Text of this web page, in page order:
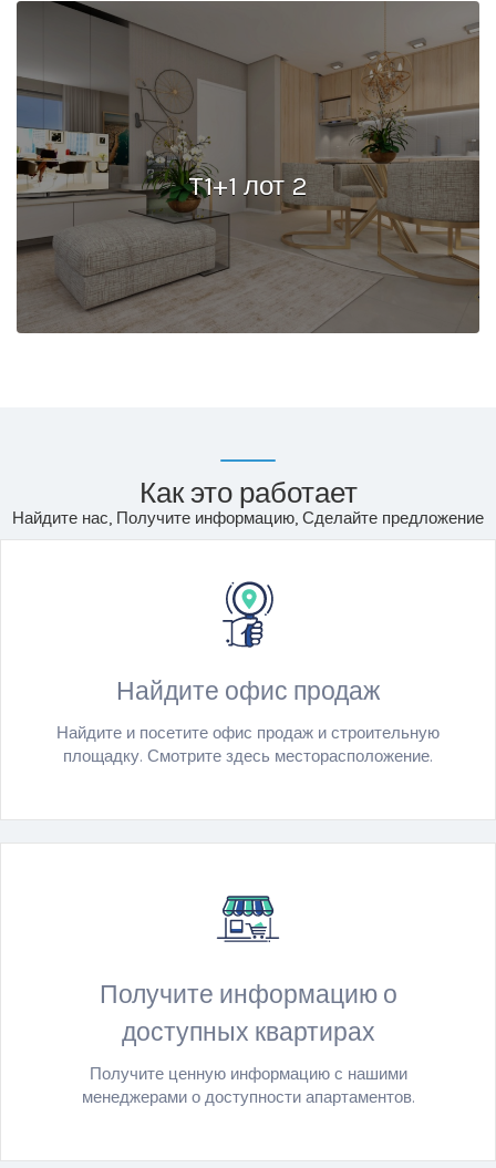
T1+1 лот 2
Как это работает
Найдите нас, Получите информацию, Сделайте предложение
Найдите офис продаж
Найдите и посетите офис продаж и строительную
площадку. Смотрите здесь месторасположение.
Получите информацию о
доступных квартирах
Получите ценную информацию с нашими
менеджерами о доступности апартаментов.